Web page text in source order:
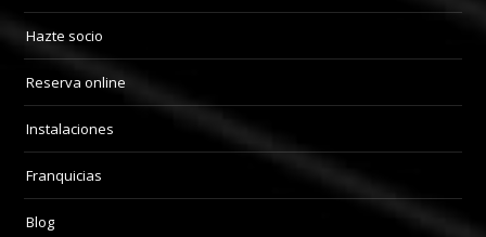
Hazte socio
Reserva online
Instalaciones
Franquicias
Blog